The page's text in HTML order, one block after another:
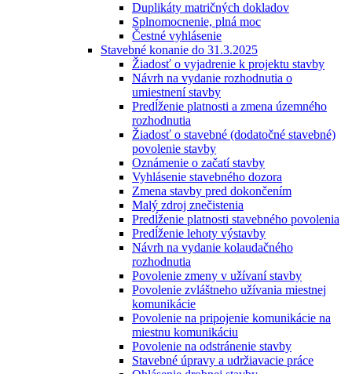
Duplikáty matričných dokladov
Splnomocnenie, plná moc
Čestné vyhlásenie
Stavebné konanie do 31.3.2025
Žiadosť o vyjadrenie k projektu stavby
Návrh na vydanie rozhodnutia o
umiestnení stavby
Predĺženie platnosti a zmena územného
rozhodnutia
Žiadosť o stavebné (dodatočné stavebné)
povolenie stavby
Oznámenie o začatí stavby
Vyhlásenie stavebného dozora
Zmena stavby pred dokončením
Malý zdroj znečistenia
Predĺženie platnosti stavebného povolenia
Predĺženie lehoty výstavby
Návrh na vydanie kolaudačného
rozhodnutia
Povolenie zmeny v užívaní stavby
Povolenie zvláštneho užívania miestnej
komunikácie
Povolenie na pripojenie komunikácie na
miestnu komunikáciu
Povolenie na odstránenie stavby
Stavebné úpravy a udržiavacie práce